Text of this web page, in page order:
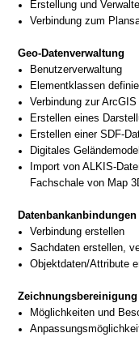
Erstellung und
Verbindung zum
Geo-Datenverwaltung
Benutzerverwaltung
Elementklassen
Verbindung zur
Erstellen eines
Erstellen einer SDF-
Digitales
Import von ALKIS-
Fachschale von Map
Datenbankanbindungen
Verbindung erstellen
Sachdaten erstellen,
Objektdaten/Attribute
Zeichnungsbereinigung
Möglichkeiten und